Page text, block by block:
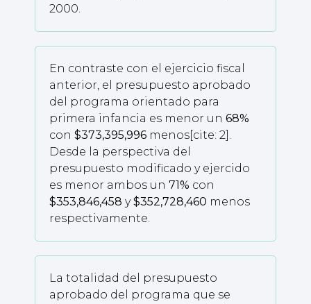
2000.
En contraste con el ejercicio fiscal
anterior, el presupuesto aprobado
del programa orientado para
primera infancia es menor un 68%
con $373,395,996 menos[cite: 2].
Desde la perspectiva del
presupuesto modificado y ejercido
es menor ambos un 71% con
$353,846,458 y$352,728,460 menos
respectivamente.
La totalidad del presupuesto
aprobado del programa que se